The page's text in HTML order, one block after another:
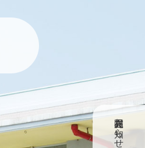
在園児お知らせ